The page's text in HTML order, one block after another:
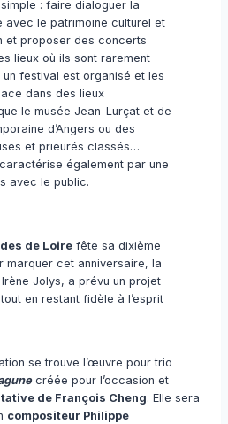
simple : faire dialoguer la
avec le patrimoine culturel et
et proposer des concerts
lieux où ils sont rarement
un festival est organisé et les
dans des lieux
le musée Jean-Lurçat et de
d’Angers ou des
et prieurés classés…
également par une
avec le public.
de Loirefête sa dixième
marquer cet anniversaire, la
Jolys, a prévu un projet
en restant fidèle à l’esprit
se trouve l’œuvre pour trio
créée pour l’occasion et
de François Cheng. Elle sera
compositeur Philippe